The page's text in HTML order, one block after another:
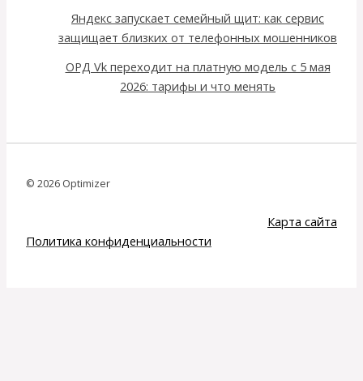
Яндекс запускает семейный щит: как сервис
защищает близких от телефонных мошенников
ОРД Vk переходит на платную модель с 5 мая
2026: тарифы и что менять
© 2026 Optimizer
Карта сайта
Политика конфиденциальности